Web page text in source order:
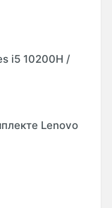
i5 10200H /
Lenovo